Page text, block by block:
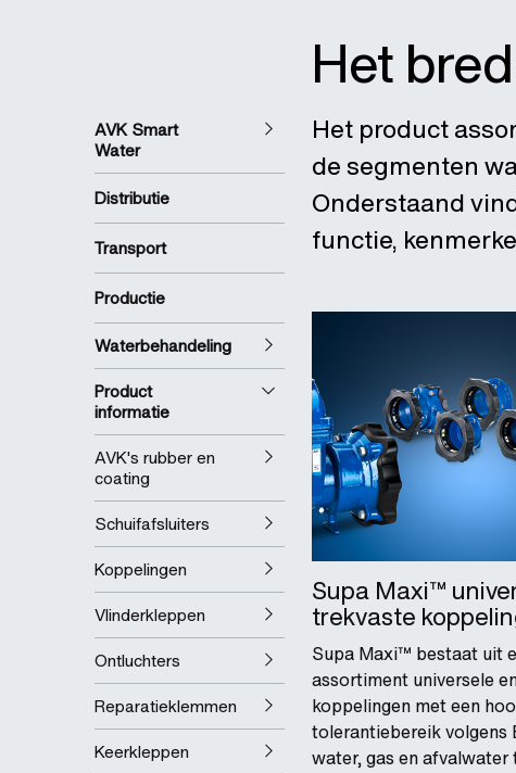
AVK Smart
Water
Distributie
Transport
Productie
Waterbehandeling
Product
informatie
AVK's rubber en
coating
Schuifafsluiters
Koppelingen
Vlinderkleppen
Ontluchters
Reparatieklemmen
Keerkleppen
Het
Het product
de segmenten
Onderstaand
functie,
Supa Maxi™
trekvaste
Supa Maxi™ bestaat uit
assortiment universele
koppelingen met een
tolerantiebereik volgens
water, gas en afvalwater